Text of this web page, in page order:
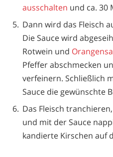
ausschalten und ca. 30
Dann wird das Fleisch
Die Sauce wird
Rotwein und
Pfeffer abschmecken
verfeinern. Schließlich
Sauce die gewünschte
Das Fleisch
und mit der Sauce
kandierte Kirschen auf